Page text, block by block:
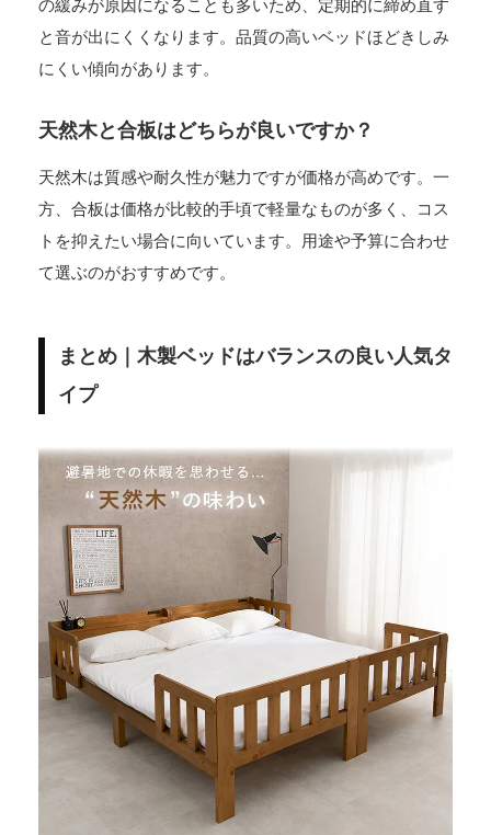
の緩みが原因になることも多いため、定期的に締め直す
と音が出にくくなります。品質の高いベッドほどきしみ
にくい傾向があります。
天然木と合板はどちらが良いですか？
天然木は質感や耐久性が魅力ですが価格が高めです。一
方、合板は価格が比較的手頃で軽量なものが多く、コス
トを抑えたい場合に向いています。用途や予算に合わせ
て選ぶのがおすすめです。
まとめ｜木製ベッドはバランスの良い人気タ
イプ